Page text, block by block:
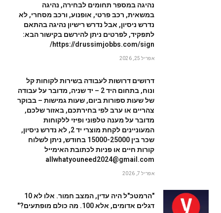
נהיגה במספר תחומים לבחירה, נהיגה
במשאית, רכב פרטי, אופנוע, ורכב מסחרי, לא
נדרש ניסיון, אבל נדרש רישיון נהיגה בהתאם
לתפקיד, לפרטים ניתן להירשם בקישור הבא:
https://drussimjobbs.com/sign/
אפריל 25, 2026
דרושים דרושות לעבודה בשירות לקוחות קל
ונוח, בתחום היד 2 – יד שניה, מדובר על עבודה
של שעות ספורות ביום, שעות גמישות – בבוקר
צהריים או ערב לפי בחירתכם, באזור שלכם,
מדובר על מענה טלפוני ופיזי ללקוחות
המעוניינים לקחת מוצרי יד 2, לא נדרש ניסיון,
שכר בין 15000-25000 בחודש, ניתן לשלוח
קורות חיים או פניות לכתובת האימייל
allwhatyouneed2024@gmail.com
אפריל 7, 2026
"הרמטכ"ל היה עדין, המצב חמור. אלו לא 10
דגלים אדומים, אלא 100. מה כולם מופתעים?"